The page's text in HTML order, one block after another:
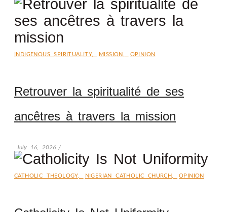
INDIGENOUS SPIRITUALITY, MISSION OPINION
Retrouver la spiritualité de ses
ancêtres à travers la mission
July 16, 2026 /
CATHOLIC THEOLOGY, NIGERIAN CATHOLIC CHURCH OPINION